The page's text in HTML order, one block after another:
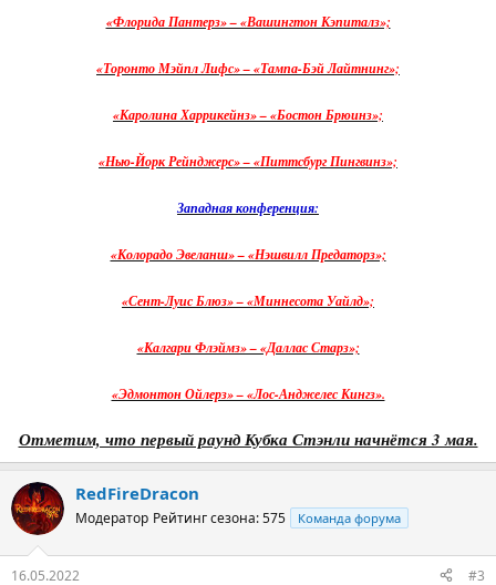
«Флорида Пантерз» – «Вашингтон Кэпиталз»;
«Торонто Мэйпл Лифс» – «Тампа-Бэй Лайтнинг»;
«Каролина Харрикейнз» – «Бостон Брюинз»;
«Нью-Йорк Рейнджерс» – «Питтсбург Пингвинз»;
Западная конференция:
«Колорадо Эвеланш» – «Нэшвилл Предаторз»;
«Сент-Луис Блюз» – «Миннесота Уайлд»;
«Калгари Флэймз» – «Даллас Старз»;
«Эдмонтон Ойлерз» – «Лос-Анджелес Кингз».
Отметим, что первый раунд Кубка Стэнли начнётся 3 мая.
RedFireDracon
Модератор Рейтинг сезона: 575 Команда форума
16.05.2022 #3